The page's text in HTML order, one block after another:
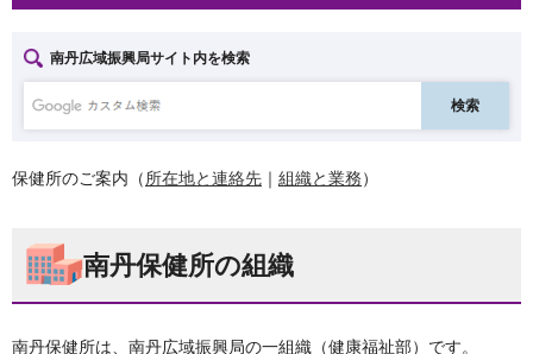
南丹広域振興局サイト内を検索
保健所のご案内（所在地と連絡先 ｜ 組織と業務）
南丹保健所の組織
南丹保健所は、南丹広域振興局の一組織（健康福祉部）です。